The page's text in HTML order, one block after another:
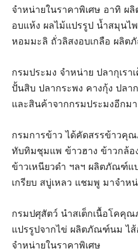
จำหน่ายในราคาพิเศษ อาทิ ผ
อบแห้ง ผลไม้แปรรูป น้ำสมุน
หอมมะลิ ถั่วลิสงอบเกลือ ผลิต
กรมประมง จำหน่าย ปลากุเร
ปั้นสิบ ปลากระพง คางกุ้ง ปล
และสินค้าจากกรมประมงอีกม
กรมการข้าว ได้คัดสรรข้าวคุ
ทับทิมชุมแพ ข้าวฮาง ข้าวกล้อ
ข้าวเหนียวดำ ฯลฯ ผลิตภัณฑ์แ
เกรียบ สบู่เหลว แชมพู มาจำห
กรมปศุสัตว์ นำสเต็กเนื้อโคคุ
แปรรูปจากไข่ ผลิตภัณฑ์นม ไ
จำหน่ายในราคาพิเศษ